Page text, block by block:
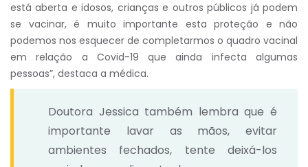
está aberta e idosos, crianças e outros públicos já podem
se vacinar, é muito importante esta proteção e não
podemos nos esquecer de completarmos o quadro vacinal
em relação a Covid-19 que ainda infecta algumas
pessoas”, destaca a médica.
Doutora Jessica também lembra que é
importante lavar as mãos, evitar
ambientes fechados, tente deixá-los